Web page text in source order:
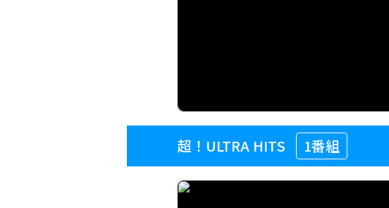
超！ULTRA HITS 1番組